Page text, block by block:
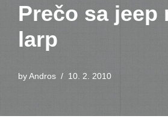
Prečo sa jeep
larp
by Andros 10. 2. 2010